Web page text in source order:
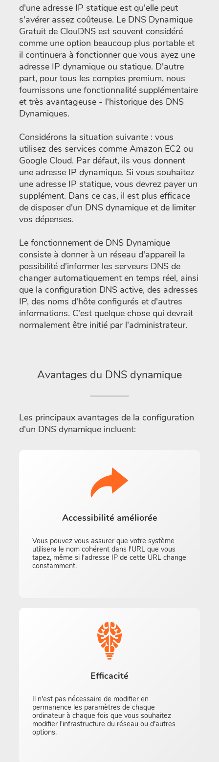
d'une adresse IP statique est qu'elle peut
s'avérer assez coûteuse. Le DNS Dynamique
Gratuit de ClouDNS est souvent considéré
comme une option beaucoup plus portable et
il continuera à fonctionner que vous ayez une
adresse IP dynamique ou statique. D'autre
part, pour tous les comptes premium, nous
fournissons une fonctionnalité supplémentaire
et très avantageuse - l'historique des DNS
Dynamiques.
Considérons la situation suivante : vous
utilisez des services comme Amazon EC2 ou
Google Cloud. Par défaut, ils vous donnent
une adresse IP dynamique. Si vous souhaitez
une adresse IP statique, vous devrez payer un
supplément. Dans ce cas, il est plus efficace
de disposer d'un DNS dynamique et de limiter
vos dépenses.
Le fonctionnement de DNS Dynamique
consiste à donner à un réseau d'appareil la
possibilité d'informer les serveurs DNS de
changer automatiquement en temps réel, ainsi
que la configuration DNS active, des adresses
IP, des noms d'hôte configurés et d'autres
informations. C'est quelque chose qui devrait
normalement être initié par l'administrateur.
Avantages du DNS dynamique
Les principaux avantages de la configuration
d'un DNS dynamique incluent:
Accessibilité améliorée
Vous pouvez vous assurer que votre système
utilisera le nom cohérent dans l'URL que vous
tapez, même si l'adresse IP de cette URL change
constamment.
Efficacité
Il n'est pas nécessaire de modifier en
permanence les paramètres de chaque
ordinateur à chaque fois que vous souhaitez
modifier l'infrastructure du réseau ou d'autres
options.